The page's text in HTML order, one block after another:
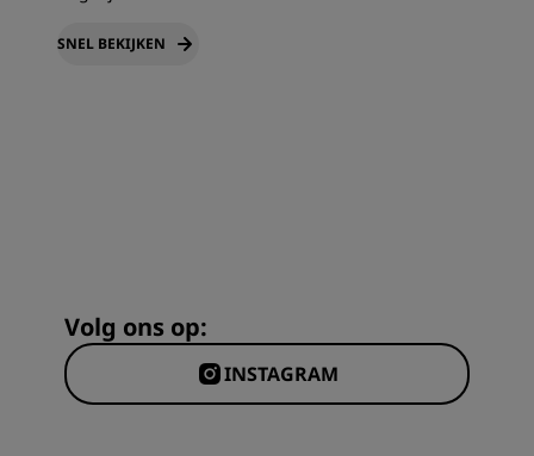
SNEL BEKIJKEN
Volg ons op:
INSTAGRAM